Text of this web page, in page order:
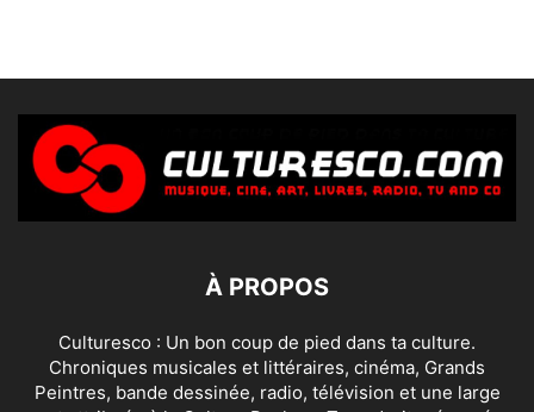
À PROPOS
Culturesco : Un bon coup de pied dans ta culture.
Chroniques musicales et littéraires, cinéma, Grands
Peintres, bande dessinée, radio, télévision et une large